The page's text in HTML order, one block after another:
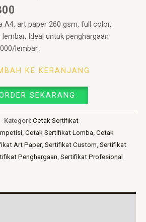
A4, art paper 260 gsm, full color,
Ideal untuk penghargaan
lembar.
KE KERANJANG
SEKARANG
Kategori: Cetak Sertifikat
Cetak Sertifikat Lomba Cetak
Art Paper, Sertifikat Custom Sertifikat
Penghargaan Sertifikat Profesional